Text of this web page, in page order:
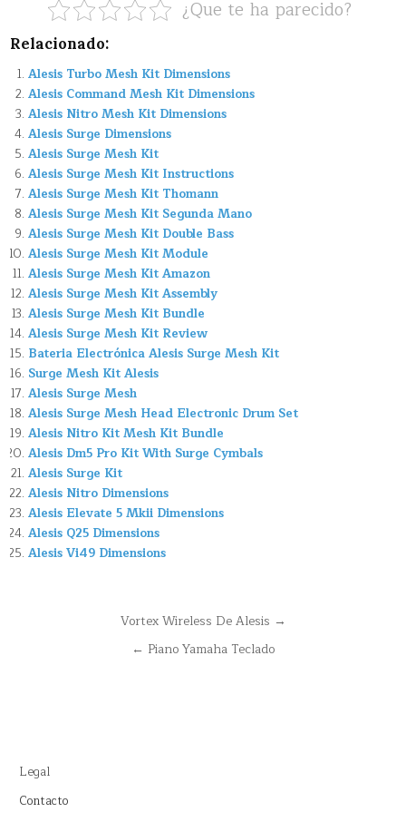
¿Que te ha parecido?
Relacionado:
Alesis Turbo Mesh Kit Dimensions
Alesis Command Mesh Kit Dimensions
Alesis Nitro Mesh Kit Dimensions
Alesis Surge Dimensions
Alesis Surge Mesh Kit
Alesis Surge Mesh Kit Instructions
Alesis Surge Mesh Kit Thomann
Alesis Surge Mesh Kit Segunda Mano
Alesis Surge Mesh Kit Double Bass
Alesis Surge Mesh Kit Module
Alesis Surge Mesh Kit Amazon
Alesis Surge Mesh Kit Assembly
Alesis Surge Mesh Kit Bundle
Alesis Surge Mesh Kit Review
Bateria Electrónica Alesis Surge Mesh Kit
Surge Mesh Kit Alesis
Alesis Surge Mesh
Alesis Surge Mesh Head Electronic Drum Set
Alesis Nitro Kit Mesh Kit Bundle
Alesis Dm5 Pro Kit With Surge Cymbals
Alesis Surge Kit
Alesis Nitro Dimensions
Alesis Elevate 5 Mkii Dimensions
Alesis Q25 Dimensions
Alesis Vi49 Dimensions
NavegaciónVortex Wireless De Alesis →
← Piano Yamaha Teclado
Legal
Contacto